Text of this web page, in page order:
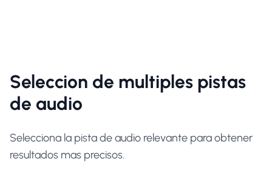
Seleccion de multiples pistas
de audio
Selecciona la pista de audio relevante para obtener
resultados mas precisos.